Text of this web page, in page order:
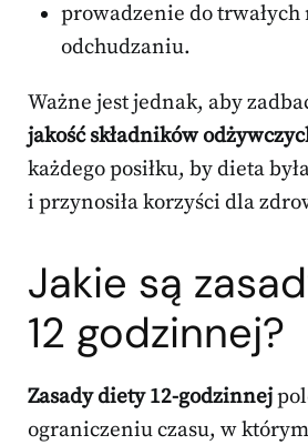
prowadzenie do
odchudzaniu.
Ważne jest jednak, aby
jakość składników
każdego posiłku, by dieta
i przynosiła korzyści dla
Jakie są
12 godzinnej?
Zasady diety 12-godzinnej
ograniczeniu czasu, w